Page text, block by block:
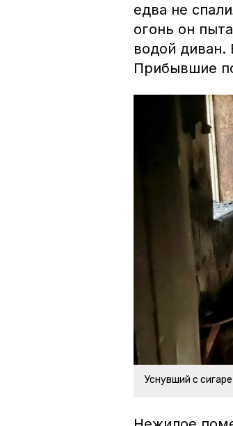
едва не
огонь он
водой диван.
Прибывшие
Уснувший с